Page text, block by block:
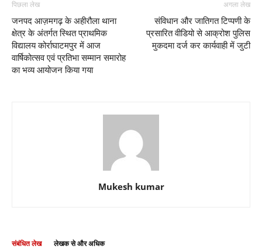
पिछला लेख
जनपद आज़मगढ़ के अहीरौला थाना
क्षेत्र के अंतर्गत स्थित प्राथमिक
विद्यालय कोर्राघाटमपुर में आज
वार्षिकोत्सव एवं प्रतिभा सम्मान समारोह
का भव्य आयोजन किया गया
अगला लेख
संविधान और जातिगत टिप्पणी के
प्रसारित वीडियो से आक्रोश पुलिस
मुकदमा दर्ज कर कार्यवाही में जुटी
Mukesh kumar
संबंधित लेख लेखक से और अधिक